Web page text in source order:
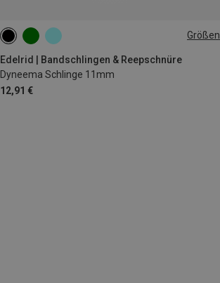
Größen
Edelrid | Bandschlingen & Reepschnüre
Dyneema Schlinge 11mm
12,91 €
90CM/NIGHT